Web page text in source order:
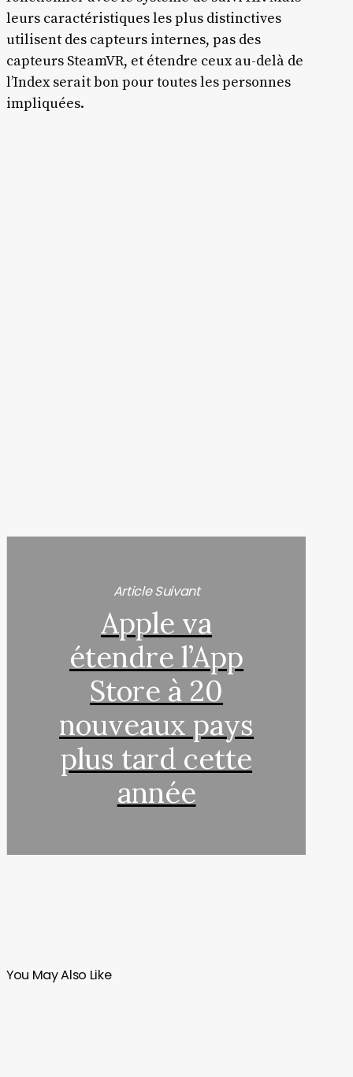
leurs caractéristiques les plus distinctives
utilisent des capteurs internes, pas des
capteurs SteamVR, et étendre ceux au-delà de
l’Index serait bon pour toutes les personnes
impliquées.
Article Suivant
Apple va
étendre l’App
Store à 20
nouveaux pays
plus tard cette
année
You May Also Like